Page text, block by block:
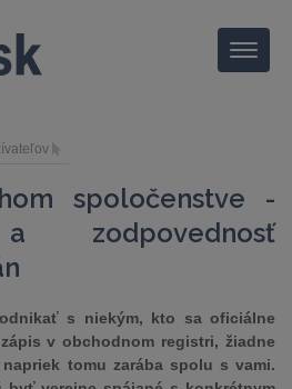
Menu
spoločenstve -
zodpovednosť
s niekým, kto sa oficiálne
v obchodnom registri, žiadne
tomu zarába spolu s vami.